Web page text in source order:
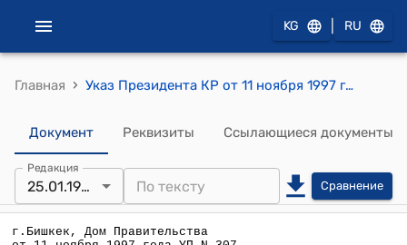
KG RU
Главная › Указ Президента КР от 11 ноября 1997 года УП N 307 "О создании Американского университета в Кыргызстане"
Документ Реквизиты Ссылающиеся документы
Редакция
25.01.1999 Сравнение